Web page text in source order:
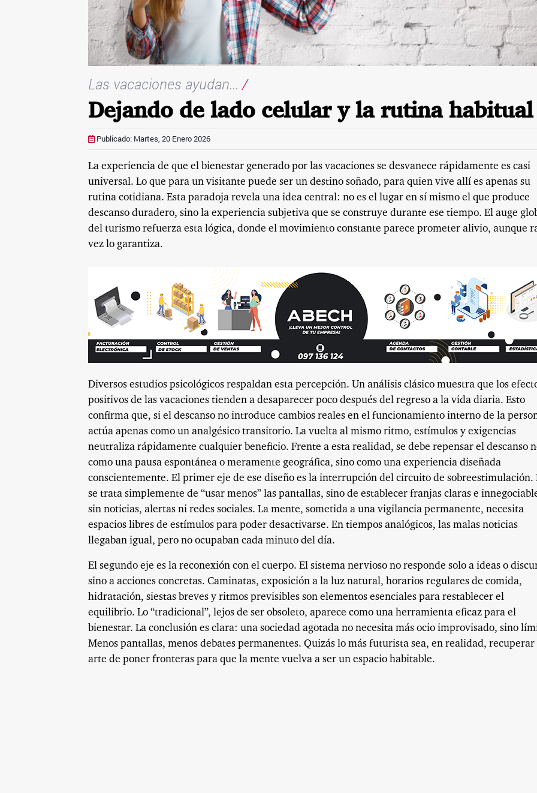
Las vacaciones ayudan.../
Dejando de lado celular y la rutina habitual
Publicado: Martes, 20 Enero 2026
La experiencia de que el bienestar generado por las vacaciones se desvanece rápidamente es casi
universal. Lo que para un visitante puede ser un destino soñado, para quien vive allí es apenas su
rutina cotidiana. Esta paradoja revela una idea central: no es el lugar en sí mismo el que produce
descanso duradero, sino la experiencia subjetiva que se construye durante ese tiempo. El auge
del turismo refuerza esta lógica, donde el movimiento constante parece prometer alivio, aunque
vez lo garantiza.
Diversos estudios psicológicos respaldan esta percepción. Un análisis clásico muestra que los
positivos de las vacaciones tienden a desaparecer poco después del regreso a la vida diaria. Esto
confirma que, si el descanso no introduce cambios reales en el funcionamiento interno de la
actúa apenas como un analgésico transitorio. La vuelta al mismo ritmo, estímulos y exigencias
neutraliza rápidamente cualquier beneficio. Frente a esta realidad, se debe repensar el descanso
como una pausa espontánea o meramente geográfica, sino como una experiencia diseñada
conscientemente. El primer eje de ese diseño es la interrupción del circuito de sobreestimulación.
se trata simplemente de “usar menos” las pantallas, sino de establecer franjas claras e
sin noticias, alertas ni redes sociales. La mente, sometida a una vigilancia permanente, necesita
espacios libres de estímulos para poder desactivarse. En tiempos analógicos, las malas noticias
llegaban igual, pero no ocupaban cada minuto del día.
El segundo eje es la reconexión con el cuerpo. El sistema nervioso no responde solo a ideas o
sino a acciones concretas. Caminatas, exposición a la luz natural, horarios regulares de comida,
hidratación, siestas breves y ritmos previsibles son elementos esenciales para restablecer el
equilibrio. Lo “tradicional”, lejos de ser obsoleto, aparece como una herramienta eficaz para el
bienestar. La conclusión es clara: una sociedad agotada no necesita más ocio improvisado, sino
Menos pantallas, menos debates permanentes. Quizás lo más futurista sea, en realidad, recuperar
arte de poner fronteras para que la mente vuelva a ser un espacio habitable.